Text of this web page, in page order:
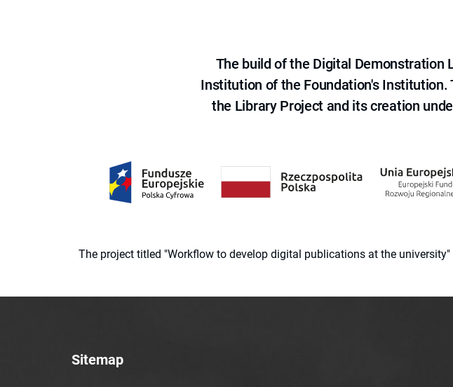
The build of the Digital Demonstration
Institution of the Foundation's Institution.
the Library Project and its creation
The project titled "Workflow to develop digital publications at the
Sitemap